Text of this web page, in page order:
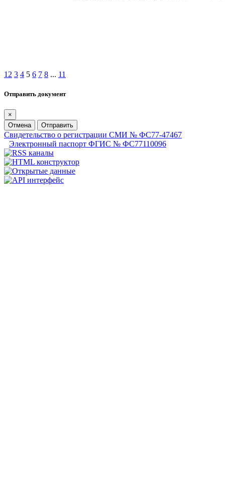
1 2 3 4 5 6 7 8 ... 11
Отправить документ
×
Отмена
Отправить
Свидетельство о регистрации СМИ № ФС77-47467
Электронный паспорт ФГИС № ФС77110096